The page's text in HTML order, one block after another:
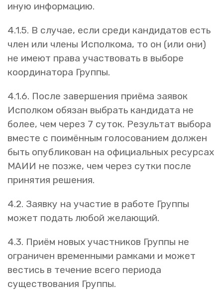
иную информацию.
4.1.5. В случае, если среди кандидатов есть
член или члены Исполкома, то он (или они)
не имеют права участвовать в выборе
координатора Группы.
4.1.6. После завершения приёма заявок
Исполком обязан выбрать кандидата не
более, чем через 7 суток. Результат выбора
вместе с поимённым голосованием должен
быть опубликован на официальных ресурсах
МАИИ не позже, чем через сутки после
принятия решения.
4.2. Заявку на участие в работе Группы
может подать любой желающий.
4.3. Приём новых участников Группы не
ограничен временными рамками и может
вестись в течение всего периода
существования Группы.